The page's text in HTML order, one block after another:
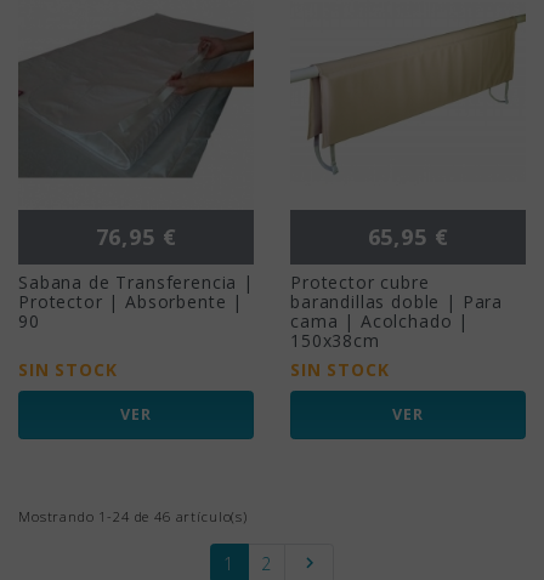
Precio
76,95 €
Sabana de Transferencia |
Protector | Absorbente |
90
SIN STOCK
VER
Precio
65,95 €
Protector cubre
barandillas doble | Para
cama | Acolchado |
150x38cm
SIN STOCK
VER
Mostrando 1-24 de 46 artículo(s)
1 2 Siguiente
